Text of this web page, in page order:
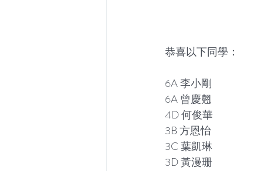
恭喜以下同學：
6A 李小剛
6A 曾慶翹
4D 何俊華
3B 方恩怡
3C 葉凱琳
3D 黃漫珊